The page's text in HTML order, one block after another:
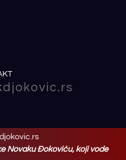
Novaku Đokoviću, koji vode